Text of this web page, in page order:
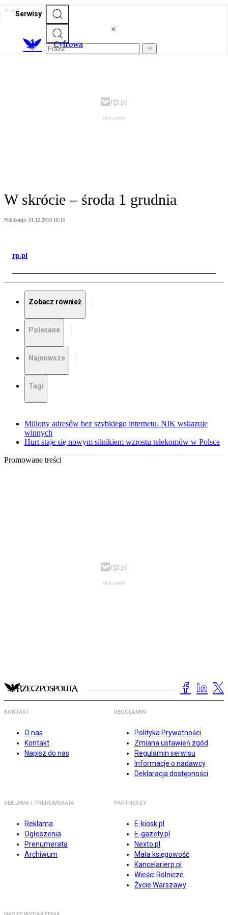
Serwisy
Cyfrowa
W skrócie – środa 1 grudnia
Publikacja: 01.12.2010 18:10
rp.pl
Zobacz również
Polecane
Najnowsze
Tagi
Miliony adresów bez szybkiego internetu. NIK wskazuje
winnych
Hurt staje się nowym silnikiem wzrostu telekomów w Polsce
Promowane treści
KONTAKT
O nas
Kontakt
Napisz do nas
REGULAMIN
Polityka Prywatności
Zmiana ustawień zgód
Regulamin serwisu
Informacje o nadawcy
Deklaracja dostępności
REKLAMA I PRENUMERATA
Reklama
Ogłoszenia
Prenumerata
Archiwum
PARTNERZY
E-kiosk.pl
E-gazety.pl
Nexto.pl
Mała księgowość
Kancelarierp.pl
Wieści Rolnicze
Życie Warszawy